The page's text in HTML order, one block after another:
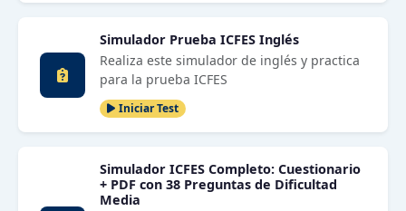
Simulador Prueba ICFES Inglés
Realiza este simulador de inglés y practica
para la prueba ICFES
Iniciar Test
Simulador ICFES Completo: Cuestionario
+ PDF con 38 Preguntas de Dificultad
Media